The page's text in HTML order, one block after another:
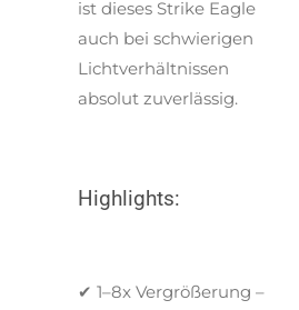
ist dieses Strike Eagle
auch bei schwierigen
Lichtverhältnissen
absolut zuverlässig.
Highlights:
✔ 1–8x Vergrößerung –